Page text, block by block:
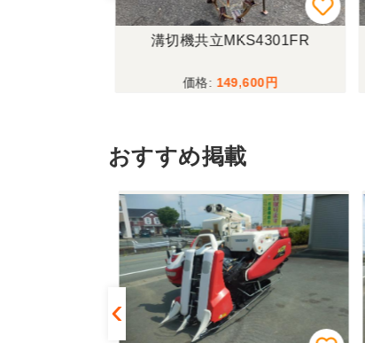
溝切機共立MKS4301FR
149,600
おすすめ掲載